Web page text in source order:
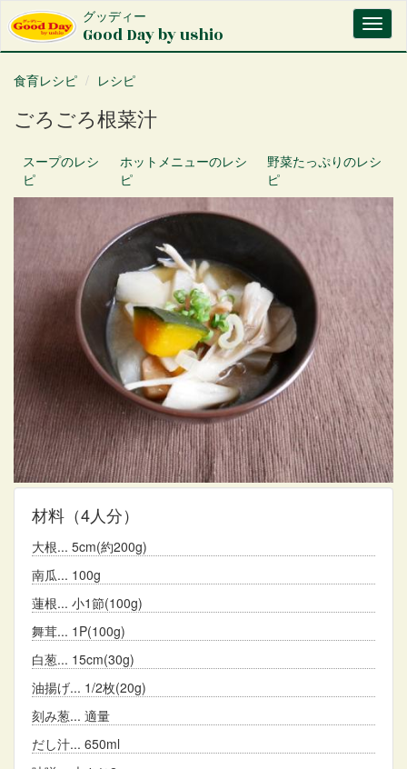
イ
グッディー
Good Day by ushio
食育レシピ
レシピ
ごろごろ根菜汁
スープのレシ
ピ
ホットメニューのレシ
ピ
野菜たっぷりのレシ
ピ
材料 （4人分）
大根
5cm(約200g)
南瓜
100g
蓮根
小1節(100g)
舞茸
1P(100g)
白葱
15cm(30g)
油揚げ
1/2枚(20g)
刻み葱
適量
だし汁
650ml